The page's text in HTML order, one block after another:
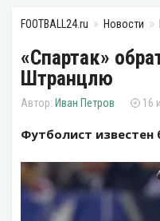
FOOTBALL24.ru Новости
«Спартак»
Штранцлю
Иван Петров 16
Футболист